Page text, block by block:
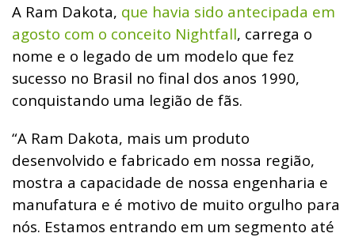
A Ram Dakota, que havia sido antecipada em
agosto com o conceito Nightfall, carrega o
nome e o legado de um modelo que fez
sucesso no Brasil no final dos anos 1990,
conquistando uma legião de fãs.
“A Ram Dakota, mais um produto
desenvolvido e fabricado em nossa região,
mostra a capacidade de nossa engenharia e
manufatura e é motivo de muito orgulho para
nós. Estamos entrando em um segmento até